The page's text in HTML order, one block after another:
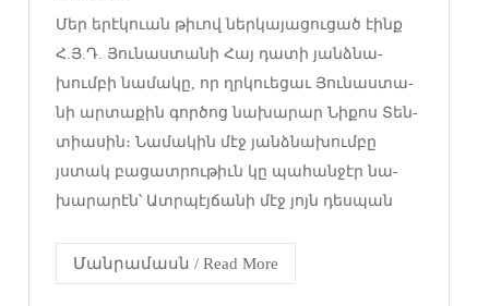
Մեր ե­րէ­կո­ւան թի­ւով ներ­կա­յա­ցու­ցած էինք
Հ.Յ.Դ. ­Յու­նաս­տա­նի ­Հայ դա­տի յանձ­նա­
խում­բի նա­մա­կը, որ ղրկո­ւե­ցաւ ­Յու­նաս­տա­
նի ար­տա­քին գոր­ծոց նա­խա­րար ­Նի­քոս ­Տեն­
տիա­սին։ ­Նա­մա­կին մէջ յանձ­նա­խում­բը
յստակ բա­ցատ­րու­թիւն կը պա­հան­ջէր նա­
խա­րա­րէն՝ Ատր­պէյ­ճա­նի մէջ յոյն դես­պան
Մանրամասն / Read More